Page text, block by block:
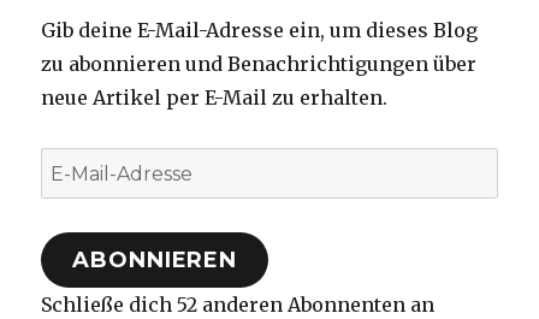
Gib deine E-Mail-Adresse ein, um dieses Blog
zu abonnieren und Benachrichtigungen über
neue Artikel per E-Mail zu erhalten.
E-
Mail-
Adresse
ABONNIEREN
Schließe dich 52 anderen Abonnenten an